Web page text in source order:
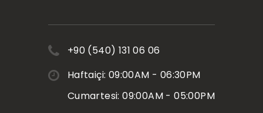
+90 (540) 131 06 06
Haftaiçi: 09:00AM - 06:30PM
Cumartesi: 09:00AM - 05:00PM